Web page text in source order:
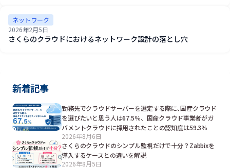
ネットワーク
2026年2月5日
さくらのクラウドにおけるネットワーク設計の落とし穴
新着記事
勤務先でクラウドサーバーを選定する際に､国産クラウド
を選びたいと思う人は67.5％、国産クラウド事業者がガ
バメントクラウドに採用されたことの認知度は59.3％
2026年8月6日
さくらのクラウドのシンプル監視だけで十分？Zabbixを
導入するケースとの違いを解説
2026年8月5日